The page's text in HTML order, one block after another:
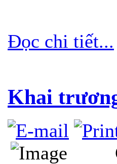
Đọc chi tiết...
Khai